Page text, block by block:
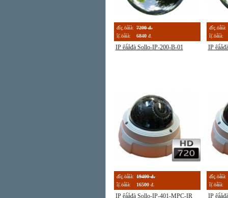
đîç.öåíà: 7200 đ.
îị̈.öåíà:
6840 đ.
IP êà́åđà Sollo-IP-200-B-01
đîç.öåíà:
îị̈.öåíà:
IP
đîç.öåíà: 19400 đ.
îị̈.öåíà:
16500 đ.
IP êà́åđà Sollo-IP-401-MPC-IR
đîç.öåíà:
îị̈.öåíà:
IP